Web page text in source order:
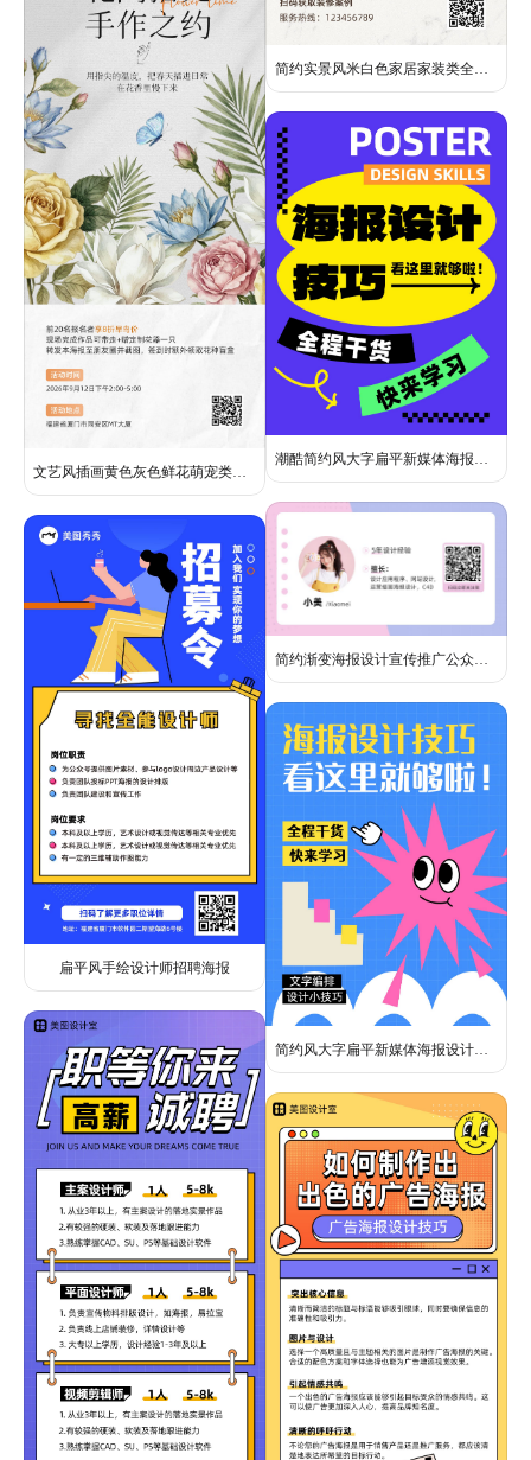
文艺风插画黄色灰色鲜花萌宠类花艺活动营销手机全屏海报
扁平风手绘设计师招聘海报
简约实景风米白色家居家装类全屋定制营销全屏手机海报
简约渐变海报设计宣传推广公众号二维码